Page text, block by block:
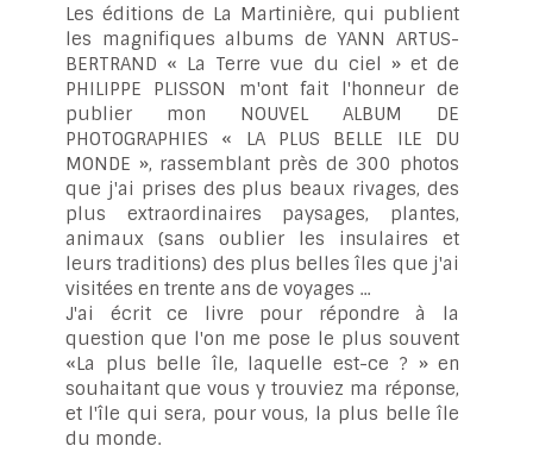
Les éditions de La Martinière, qui publient
les magnifiques albums de YANN ARTUS-
BERTRAND « La Terre vue du ciel » et de
PHILIPPE PLISSON m'ont fait l'honneur de
publier mon NOUVEL ALBUM DE
PHOTOGRAPHIES « LA PLUS BELLE ILE DU
MONDE », rassemblant près de 300 photos
que j'ai prises des plus beaux rivages, des
plus extraordinaires paysages, plantes,
animaux (sans oublier les insulaires et
leurs traditions) des plus belles îles que j'ai
visitées en trente ans de voyages ...
J'ai écrit ce livre pour répondre à la
question que l'on me pose le plus souvent
«La plus belle île, laquelle est-ce ? » en
souhaitant que vous y trouviez ma réponse,
et l'île qui sera, pour vous, la plus belle île
du monde.